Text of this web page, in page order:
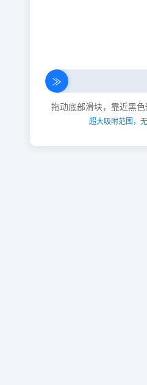
≫
拖动底部滑块，靠近黑
超大吸附范围，